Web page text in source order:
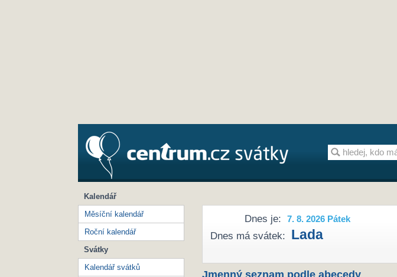
Dnes je: 7. 8. 2026 Pátek
Dnes má svátek: Lada
Jmenný seznam podle abecedy
Kalendář
Měsíční kalendář
Roční kalendář
Svátky
Kalendář svátků